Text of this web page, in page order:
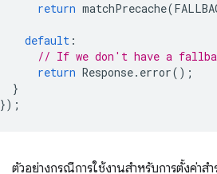
return matchPrecache(
default :
// If we don't have a
return Response. error();
}
});
ตัวอย่างกรณีการใช้งานสำหรับการตั้งค่า